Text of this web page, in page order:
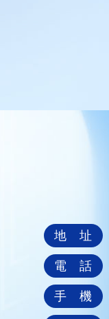
地 址
電 話
手 機